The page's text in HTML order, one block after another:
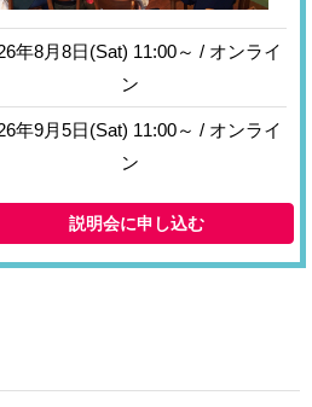
年8月8日(Sat) 11:00～ / オンライ
ン
年9月5日(Sat) 11:00～ / オンライ
ン
説明会に申し込む